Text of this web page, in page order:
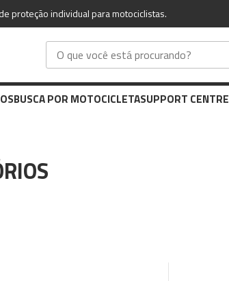
proteção individual para motociclistas.
BUSCA POR MOTOCICLETASUPPORT CENTRE